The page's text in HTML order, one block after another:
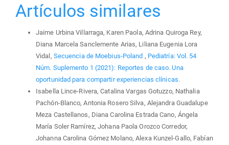
Artículos similares
Jaime Urbina Villarraga, Karen Paola, Adrina Quiroga Rey,
Diana Marcela Sanclemente Arias, Liliana Eugenia Lora
Vidal, Secuencia de Moebius-Poland , Pediatría: Vol. 54
Núm. Suplemento 1 (2021): Reportes de caso. Una
oportunidad para compartir experiencias clínicas.
Isabella Lince-Rivera, Catalina Vargas Gotuzzo, Nathalia
Pachón-Blanco, Antonia Rosero Silva, Alejandra Guadalupe
Meza Castellanos, Diana Carolina Estrada Cano, Ángela
María Soler Ramírez, Johana Paola Orozco Corredor,
Johanna Carolina Gómez Molano, Alexa Kunzel-Gallo, Fabían